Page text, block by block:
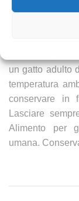
un gatto adulto
temperatura
conservare in
Lasciare
Alimento per
umana.